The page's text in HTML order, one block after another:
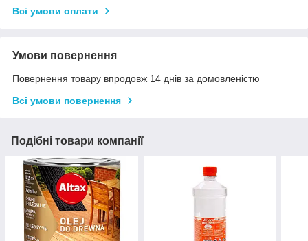
Всі умови оплати
Умови повернення
Повернення товару впродовж 14 днів за домовленістю
Всі умови повернення
Подібні товари компанії